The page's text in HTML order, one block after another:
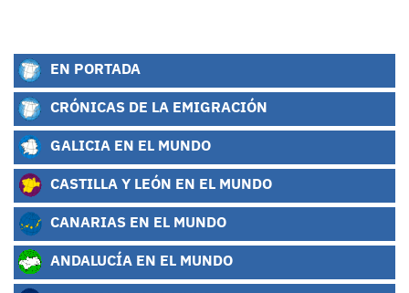
EN PORTADA
CRÓNICAS DE LA EMIGRACIÓN
GALICIA EN EL MUNDO
CASTILLA Y LEÓN EN EL MUNDO
CANARIAS EN EL MUNDO
ANDALUCÍA EN EL MUNDO